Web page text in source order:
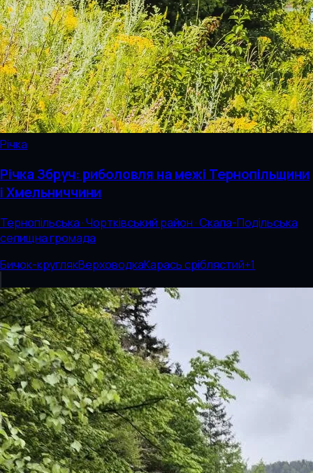
Річка
Річка Збруч: риболовля на межі Тернопільщини
і Хмельниччини
Тернопільська · Чортківський район · Скала-Подільська
селищна громада
Бичок-круглякВерховодкаКарась сріблястий+1